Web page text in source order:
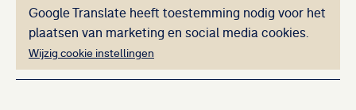
Deze inhoud kan
Google Translate heeft toestemming nodig voor het
plaatsen van marketing en social media cookies.
Wijzig cookie instellingen